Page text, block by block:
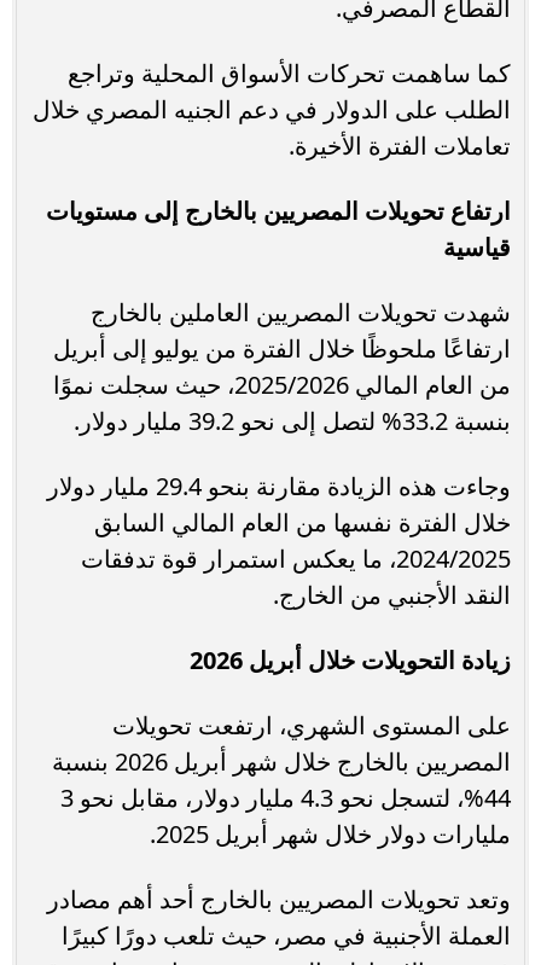
القطاع المصرفي.
كما ساهمت تحركات الأسواق المحلية وتراجع
الطلب على الدولار في دعم الجنيه المصري خلال
تعاملات الفترة الأخيرة.
ارتفاع تحويلات المصريين بالخارج إلى مستويات
قياسية
شهدت تحويلات المصريين العاملين بالخارج
ارتفاعًا ملحوظًا خلال الفترة من يوليو إلى أبريل
من العام المالي 2025/2026، حيث سجلت نموًا
بنسبة 33.2% لتصل إلى نحو 39.2 مليار دولار.
وجاءت هذه الزيادة مقارنة بنحو 29.4 مليار دولار
خلال الفترة نفسها من العام المالي السابق
2024/2025، ما يعكس استمرار قوة تدفقات
النقد الأجنبي من الخارج.
زيادة التحويلات خلال أبريل 2026
على المستوى الشهري، ارتفعت تحويلات
المصريين بالخارج خلال شهر أبريل 2026 بنسبة
44%، لتسجل نحو 4.3 مليار دولار، مقابل نحو 3
مليارات دولار خلال شهر أبريل 2025.
وتعد تحويلات المصريين بالخارج أحد أهم مصادر
العملة الأجنبية في مصر، حيث تلعب دورًا كبيرًا